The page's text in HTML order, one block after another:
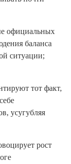
официальных
баланса
ситуации;
тот факт,
усугубляя
рост